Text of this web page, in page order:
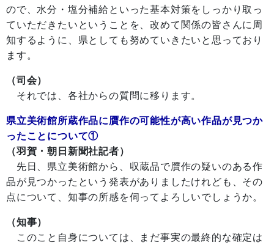
ので、水分・塩分補給といった基本対策をしっかり取っ
ていただきたいということを、改めて関係の皆さんに周
知するように、県としても努めていきたいと思っており
ます。
（司会）
それでは、各社からの質問に移ります。
県立美術館所蔵作品に贋作の可能性が高い作品が見つか
ったことについて①
（羽賀・朝日新聞社記者）
先日、県立美術館から、収蔵品で贋作の疑いのある作
品が見つかったという発表がありましたけれども、その
点について、知事の所感を伺ってよろしいでしょうか。
（知事）
このこと自身については、まだ事実の最終的な確定は